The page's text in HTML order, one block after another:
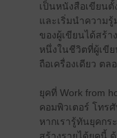
เป็นหนังสือเขียน
และเริ่มนำความ
ของผู้เขียนได้สร้า
หนึ่งในชีวิตที่ผู้เขี
ถือเครื่องเดียว ตล
ยุคที่ Work from
คอมพิวเตอร์ โทร
หากเรารู้ทันยุคกร